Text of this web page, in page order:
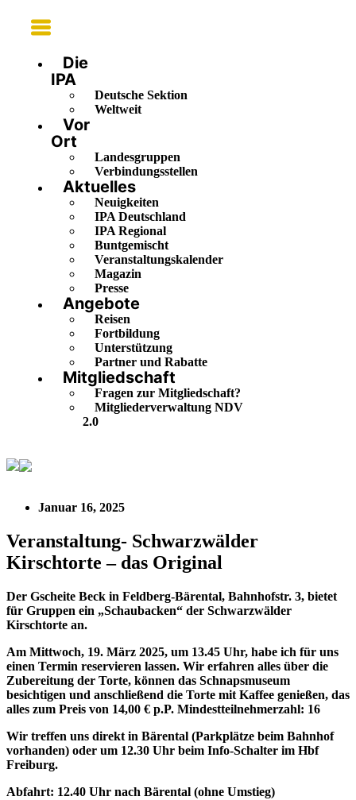
Main
Menu
Die
IPA
Deutsche Sektion
Weltweit
Vor
Ort
Landesgruppen
Verbindungsstellen
Aktuelles
Neuigkeiten
IPA Deutschland
IPA Regional
Buntgemischt
Veranstaltungskalender
Magazin
Presse
Angebote
Reisen
Fortbildung
Unterstützung
Partner und Rabatte
Mitgliedschaft
Fragen zur Mitgliedschaft?
Mitgliederverwaltung NDV
2.0
Januar 16, 2025
Veranstaltung- Schwarzwälder
Kirschtorte – das Original
Der Gscheite Beck in Feldberg-Bärental, Bahnhofstr. 3, bietet
für Gruppen ein „Schaubacken“ der Schwarzwälder
Kirschtorte an.
Am Mittwoch, 19. März 2025, um 13.45 Uhr, habe ich für uns
einen Termin reservieren lassen. Wir erfahren alles über die
Zubereitung der Torte, können das Schnapsmuseum
besichtigen und anschließend die Torte mit Kaffee genießen, das
alles zum Preis von 14,00 € p.P. Mindestteilnehmerzahl: 16
Wir treffen uns direkt in Bärental (Parkplätze beim Bahnhof
vorhanden) oder um 12.30 Uhr beim Info-Schalter im Hbf
Freiburg.
Abfahrt: 12.40 Uhr nach Bärental (ohne Umstieg)